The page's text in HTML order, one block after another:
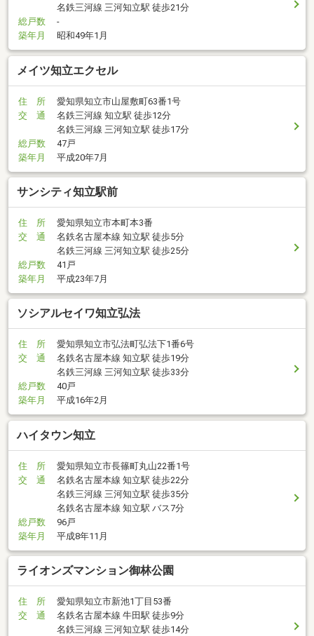
名鉄三河線 三河知立駅 徒歩21分
総戸数
-
築年月
昭和49年1月
メイツ知立エクセル
住 所
愛知県知立市山屋敷町63番1号
交 通
名鉄三河線 知立駅 徒歩12分
名鉄三河線 三河知立駅 徒歩17分
総戸数
47戸
築年月
平成20年7月
サンシティ知立駅前
住 所
愛知県知立市本町本3番
交 通
名鉄名古屋本線 知立駅 徒歩5分
名鉄三河線 三河知立駅 徒歩25分
総戸数
41戸
築年月
平成23年7月
ソシアルセイワ知立弘法
住 所
愛知県知立市弘法町弘法下1番6号
交 通
名鉄名古屋本線 知立駅 徒歩19分
名鉄三河線 三河知立駅 徒歩33分
総戸数
40戸
築年月
平成16年2月
ハイタウン知立
住 所
愛知県知立市長篠町丸山22番1号
交 通
名鉄名古屋本線 知立駅 徒歩22分
名鉄三河線 三河知立駅 徒歩35分
名鉄名古屋本線 知立駅 バス7分
総戸数
96戸
築年月
平成8年11月
ライオンズマンション御林公園
住 所
愛知県知立市新池1丁目53番
交 通
名鉄名古屋本線 牛田駅 徒歩9分
名鉄三河線 三河知立駅 徒歩14分